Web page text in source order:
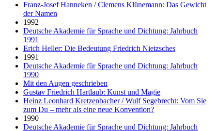
Franz-Josef Hanneken / Clemens Klünemann: Das Gewicht
der Namen
1992
Deutsche Akademie für Sprache und Dichtung: Jahrbuch
1991
Erich Heller: Die Bedeutung Friedrich Nietzsches
1991
Deutsche Akademie für Sprache und Dichtung: Jahrbuch
1990
Mit den Augen geschrieben
Gustav Friedrich Hartlaub: Kunst und Magie
Heinz Leonhard Kretzenbacher / Wulf Segebrecht: Vom Sie
zum Du – mehr als eine neue Konvention?
1990
Deutsche Akademie für Sprache und Dichtung: Jahrbuch